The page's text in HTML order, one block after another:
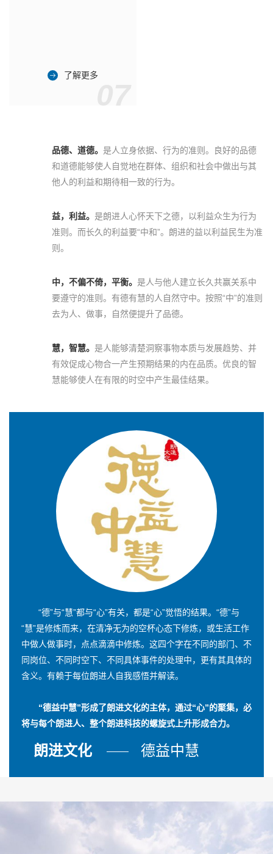
了解更多
品德、道德。 是人立身依据、行为的准则。良好的品德
和道德能够使人自觉地在群体、组织和社会中做出与其
他人的利益和期待相一致的行为。
益，利益。 是朗进人心怀天下之德，以利益众生为行为
准则。而长久的利益要“中和”。朗进的益以利益民生为准
则。
中，不偏不倚，平衡。 是人与他人建立长久共赢关系中
要遵守的准则。有德有慧的人自然守中。按照“中”的准则
去为人、做事，自然便提升了品德。
慧，智慧。 是人能够清楚洞察事物本质与发展趋势、并
有效促成心物合一产生预期结果的内在品质。优良的智
慧能够使人在有限的时空中产生最佳结果。
“德”与“慧”都与“心”有关，都是“心”觉悟的结果。“德”与
“慧”是修炼而来，在清净无为的空杯心态下修炼，或生活工作
中做人做事时，点点滴滴中修炼。这四个字在不同的部门、不
同岗位、不同时空下、不同具体事件的处理中，更有其具体的
含义。有赖于每位朗进人自我感悟并解读。
“德益中慧”形成了朗进文化的主体，通过“心”的聚集，必
将与每个朗进人、整个朗进科技的螺旋式上升形成合力。
朗进文化 德益中慧